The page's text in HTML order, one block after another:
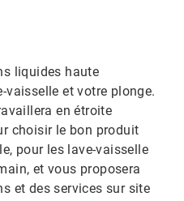
liquides haute
vaisselle et votre plonge.
en étroite
choisir le bon produit
pour les lave-vaisselle
et vous proposera
et des services sur site